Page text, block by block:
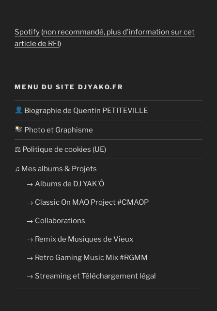
Spotify (non recommandé, plus d'information sur cet
article de RFI)
MENU DU SITE DJYAKO.FR
Biographie de Quentin PETITEVILLE
Photo et Graphisme
⚖ Politique de cookies (UE)
​​♫ Mes albums & Projets
→ Albums de DJ YAK’Ô
→ Classic On MAO Project #CMAOP
→ Collaborations
→ Remix de Musiques de Vieux
→ Retro Gaming Music Mix #RGMM
→ Streaming et Téléchargement légal